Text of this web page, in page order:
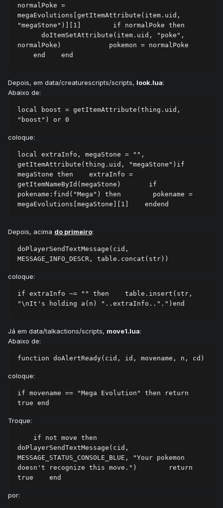
normalPoke =
megaEvolutions[getItemAttribute(item.uid,
"megaStone")][1]        if normalPoke then
doItemSetAttribute(item.uid, "poke",
normalPoke)            pokemon = normalPoke
end    end
Depois, em data/creaturescripts/scripts, look.lua:
Abaixo de:
local boost = getItemAttribute(thing.uid,
"boost") or 0
coloque:
local extraInfo, megaStone = "",
getItemAttribute(thing.uid, "megaStone")if
megaStone then    extraInfo =
getItemNameById(megaStone)       if
pokename:find("Mega") then        pokename =
megaEvolutions[megaStone][1]    endend
Depois, acima do primeiro:
doPlayerSendTextMessage(cid,
MESSAGE_INFO_DESCR, table.concat(str))
coloque:
if extraInfo ~= "" then    table.insert(str,
"\nIt's holding a(n) "..extraInfo..".")end
Já em data/talkactions/scripts, move1.lua:
Abaixo de:
function doAlertReady(cid, id, movename, n, cd)
coloque:
if movename == "Mega Evolution" then return
true end
Troque:
doPlayerSendTextMessage(cid,
MESSAGE_STATUS_CONSOLE_BLUE, "Your pokemon
doesn't recognize this move.")        return
true    end
por: